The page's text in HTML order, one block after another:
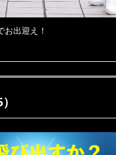
出迎え！